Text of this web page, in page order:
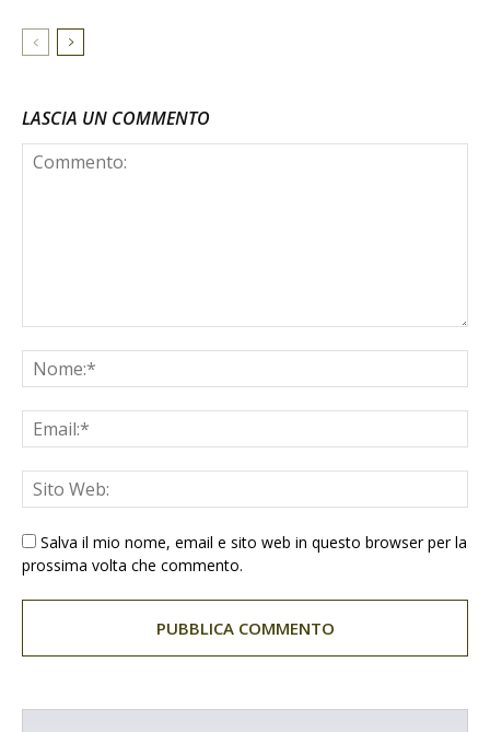
LASCIA UN COMMENTO
Salva il mio nome, email e sito web in questo browser per la
prossima volta che commento.